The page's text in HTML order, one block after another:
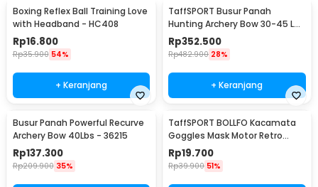
Boxing Reflex Ball Training Love
with Headband - HC408
Rp16.800
Rp35.900 54%
+ Keranjang
TaffSPORT Busur Panah
Hunting Archery Bow 30-45 LB
- SA
Rp352.500
Rp482.900 28%
+ Keranjang
Busur Panah Powerful Recurve
Archery Bow 40Lbs - 36215
Rp137.300
Rp209.900 35%
TaffSPORT BOLLFO Kacamata
Goggles Mask Motor Retro
Windproof - MT-04
Rp19.700
Rp39.900 51%